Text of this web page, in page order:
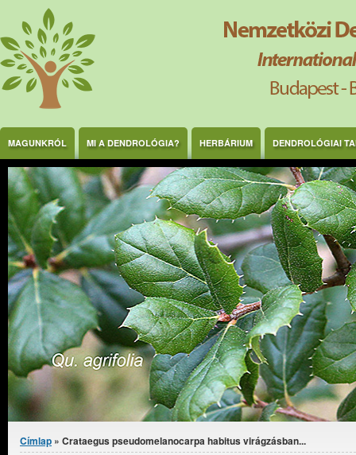
Ugrás a tartalomra
MAGUNKRÓL MI A DENDROLÓGIA? HERBÁRIUM DENDROLÓGIAI
Jelenlegi hely
Címlap » Crataegus pseudomelanocarpa habitus virágzásban...